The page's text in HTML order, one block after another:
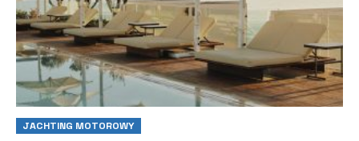
JACHTING MOTOROWY